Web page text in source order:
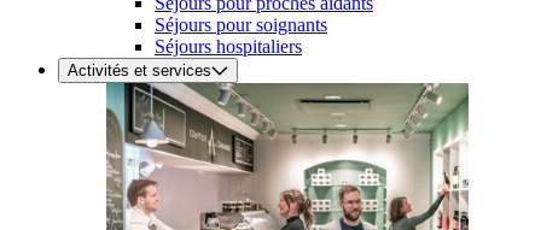
Séjours pour soignants
Séjours hospitaliers
Activités et services